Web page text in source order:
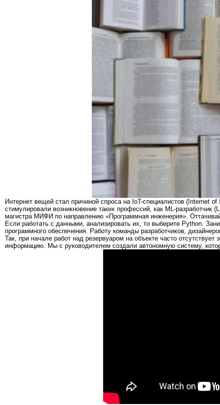
Интернет вещей стал причиной спроса на IоT-специалистов (Internet
стимулировали возникновение таких профессий, как ML-
магистра МИФИ по направлению «Программная инженерия».
Если работать с данными, анализировать их, то выберите Python.
программного обеспечения. Работу команды разработчиков,
Так, при начале работ над резервуаром на объекте часто
информацию. Мы с руководителем создали автономную систему,